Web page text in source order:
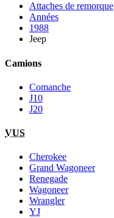
Attaches de remorque
Années
1988
Jeep
Camions
Comanche
J10
J20
VUS
Cherokee
Grand Wagoneer
Renegade
Wagoneer
Wrangler
YJ